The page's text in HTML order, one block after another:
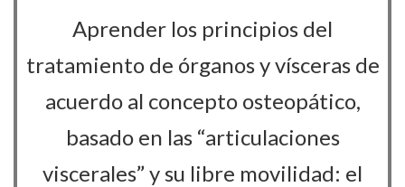
Aprender los principios del
tratamiento de órganos y vísceras de
acuerdo al concepto osteopático,
basado en las “articulaciones
viscerales” y su libre movilidad: el